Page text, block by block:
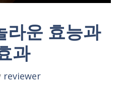
라운 효능과
과
reviewer